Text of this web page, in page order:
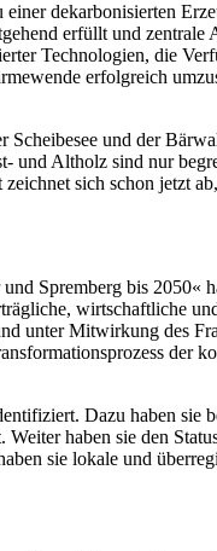
dekarbonisierten
erfüllt und
Technologien, die
erfolgreich
und der
und Altholz sind nur
sich schon jetzt
Spremberg bis 2050«
wirtschaftliche
unter Mitwirkung des
der
Dazu haben sie
haben sie den
sie lokale und